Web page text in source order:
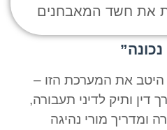
את חשד המאבחנים
את המערכת הזו –
דין ותיק לדיני תעבורה,
ומדריך מורי נהיגה